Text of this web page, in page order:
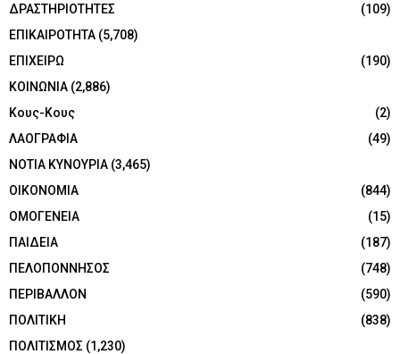
ΔΡΑΣΤΗΡΙΟΤΗΤΕΣ
(109)
ΕΠΙΚΑΙΡΟΤΗΤΑ (5,708)
ΕΠΙΧΕΙΡΩ
(190)
ΚΟΙΝΩΝΙΑ (2,886)
Κους-Κους
(2)
ΛΑΟΓΡΑΦΙΑ
(49)
ΝΟΤΙΑ ΚΥΝΟΥΡΙΑ (3,465)
ΟΙΚΟΝΟΜΙΑ
(844)
ΟΜΟΓΕΝΕΙΑ
(15)
ΠΑΙΔΕΙΑ
(187)
ΠΕΛΟΠΟΝΝΗΣΟΣ
(748)
ΠΕΡΙΒΑΛΛΟΝ
(590)
ΠΟΛΙΤΙΚΗ
(838)
ΠΟΛΙΤΙΣΜΟΣ (1,230)